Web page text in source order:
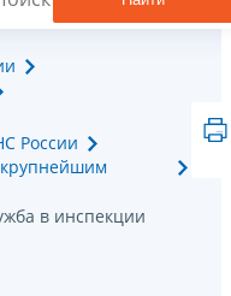
России
в инспекции